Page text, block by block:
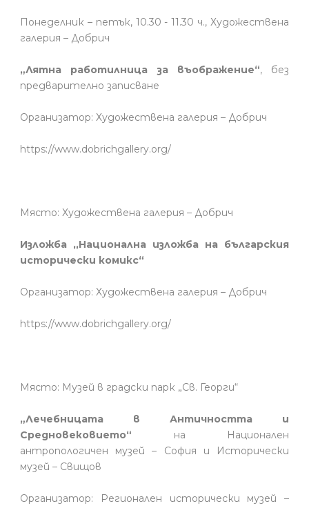
Понеделник – петък, 10.30 - 11.30 ч., Художествена
галерия – Добрич
„Лятна работилница за въображение“, без
предварително записване
Организатор: Художествена галерия – Добрич
https://www.dobrichgallery.org/
Място: Художествена галерия – Добрич
Изложба ,,Национална изложба на българския
исторически комикс“
Организатор: Художествена галерия – Добрич
https://www.dobrichgallery.org/
Място: Музей в градски парк „Св. Георги“
„Лечебницата в Античността и
Средновековието“ на Национален
антропологичен музей – София и Исторически
музей – Свищов
Организатор: Регионален исторически музей –